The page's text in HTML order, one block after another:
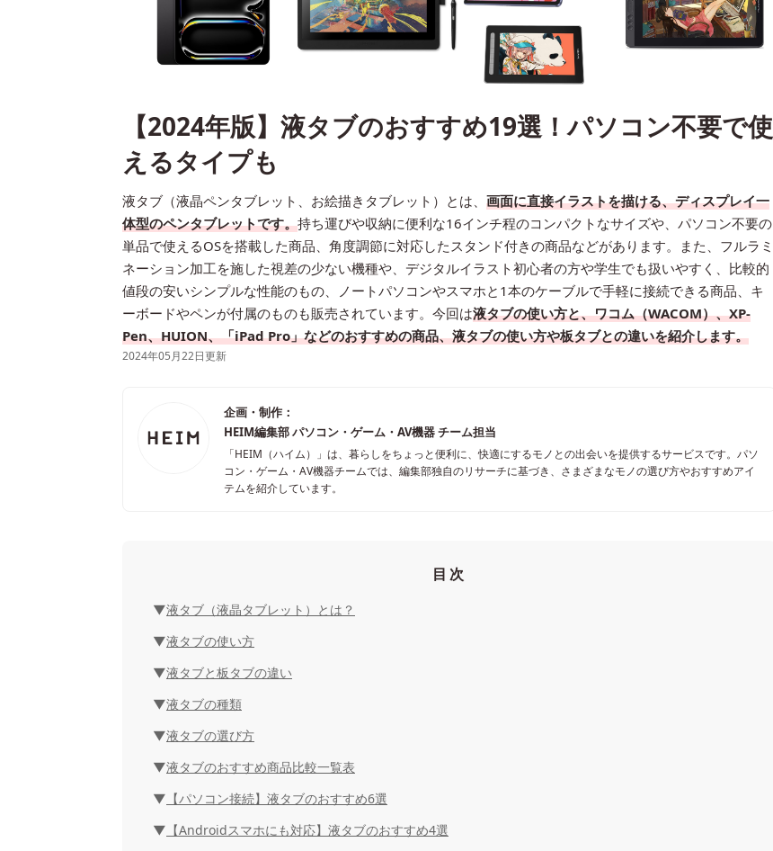
【2024年版】液タブのおすすめ19選！パソコン不要で使
えるタイプも
液タブ（液晶ペンタブレット、お絵描きタブレット）とは、 画面に直接イラストを描ける、ディスプレイ一
体型のペンタブレットです。持ち運びや収納に便利な16インチ程のコンパクトなサイズや、パソコン不要の
単品で使えるOSを搭載した商品、角度調節に対応したスタンド付きの商品などがあります。また、フルラミ
ネーション加工を施した視差の少ない機種や、デジタルイラスト初心者の方や学生でも扱いやすく、比較的
値段の安いシンプルな性能のもの、ノートパソコンやスマホと1本のケーブルで手軽に接続できる商品、キ
ーボードやペンが付属のものも販売されています。今回は液タブの使い方と、ワコム（WACOM）、XP-
Pen、HUION、「iPad Pro」などのおすすめの商品、液タブの使い方や板タブとの違いを紹介します。
2024年05月22日更新
企画・制作：
HEIM編集部 パソコン・ゲーム・AV機器 チーム担当
「HEIM（ハイム）」は、暮らしをちょっと便利に、快適にするモノとの出会いを提供するサービスです。パソ
コン・ゲーム・AV機器チームでは、編集部独自のリサーチに基づき、さまざまなモノの選び方やおすすめアイ
テムを紹介しています。
目次
液タブ（液晶タブレット）とは？
液タブの使い方
液タブと板タブの違い
液タブの種類
液タブの選び方
液タブのおすすめ商品比較一覧表
【パソコン接続】液タブのおすすめ6選
【Androidスマホにも対応】液タブのおすすめ4選